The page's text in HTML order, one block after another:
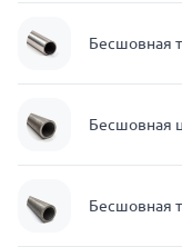
Бесшовная
Бесшовная
Бесшовная